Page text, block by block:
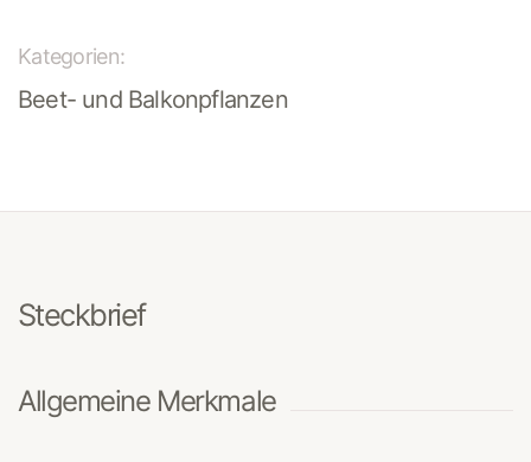
Kategorien:
Beet- und Balkonpflanzen
Steckbrief
Allgemeine Merkmale